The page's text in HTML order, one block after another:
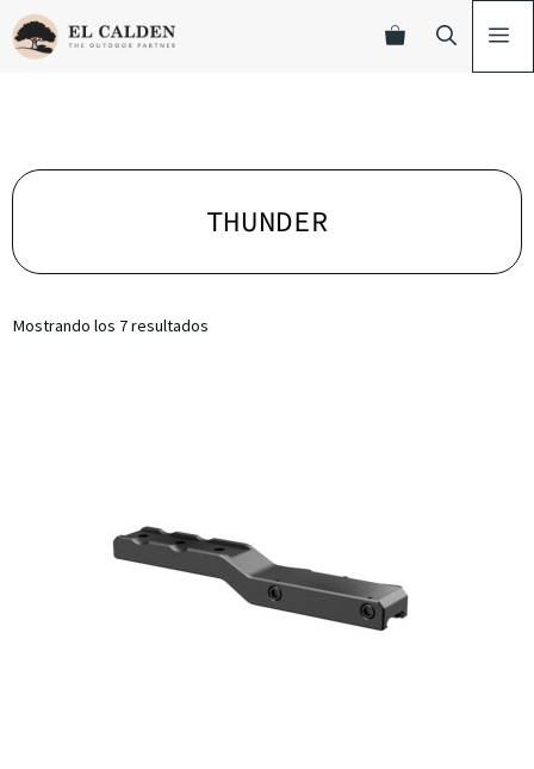
THUNDER
Mostrando los 7 resultados